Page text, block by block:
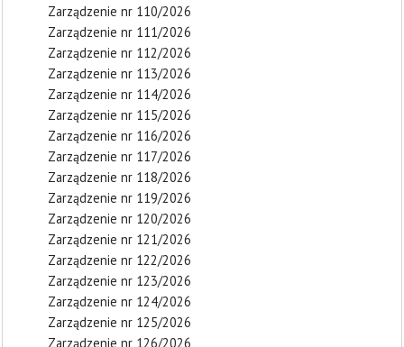
Zarządzenie nr 110/2026
Zarządzenie nr 111/2026
Zarządzenie nr 112/2026
Zarządzenie nr 113/2026
Zarządzenie nr 114/2026
Zarządzenie nr 115/2026
Zarządzenie nr 116/2026
Zarządzenie nr 117/2026
Zarządzenie nr 118/2026
Zarządzenie nr 119/2026
Zarządzenie nr 120/2026
Zarządzenie nr 121/2026
Zarządzenie nr 122/2026
Zarządzenie nr 123/2026
Zarządzenie nr 124/2026
Zarządzenie nr 125/2026
Zarządzenie nr 126/2026